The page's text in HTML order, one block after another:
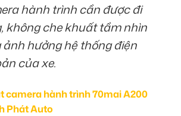
hành trình cần được đi
không che khuất tầm nhìn
ảnh hưởng hệ thống điện
của xe.
camera hành trình 70mai A200
Phát Auto